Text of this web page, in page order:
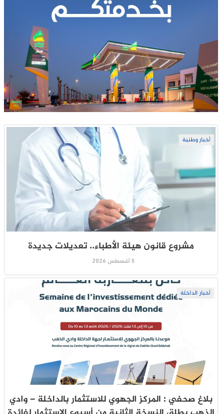
أخبار وطنية
مشروع قانون هيئة الأطباء.. تعديلات جديدة
5 أغسطس 2026
أخبار الداخلة
بلاغ صحفي : المركز الجهوي للاستثمار بالداخلة – وادي